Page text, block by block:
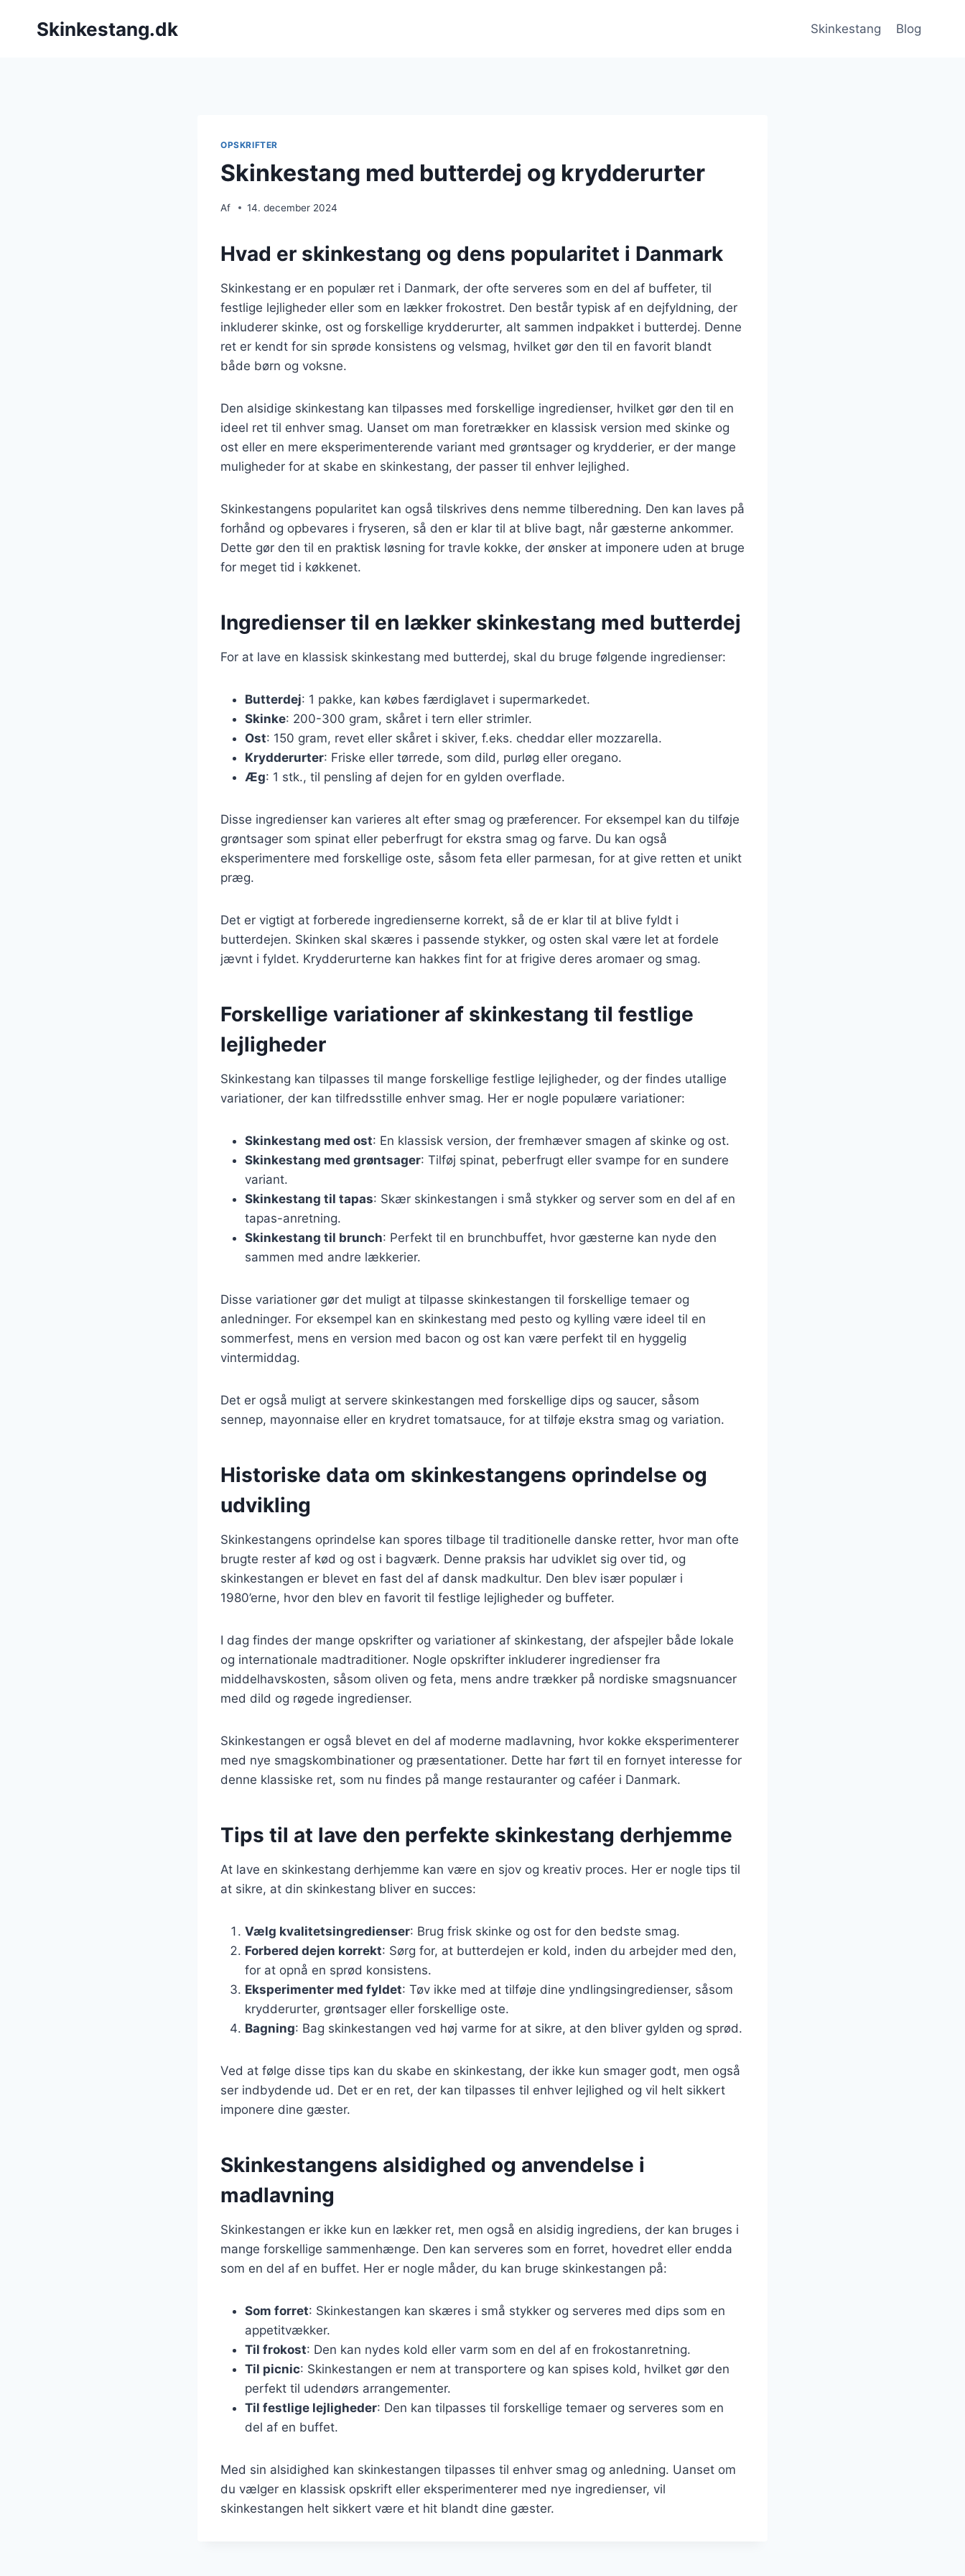
Skinkestang.dk Skinkestang Blog
OPSKRIFTER
Skinkestang med butterdej og krydderurter
Af 14. december 2024
Hvad er skinkestang og dens popularitet i Danmark
Skinkestang er en populær ret i Danmark, der ofte serveres som en del af buffeter, til
festlige lejligheder eller som en lækker frokostret. Den består typisk af en dejfyldning, der
inkluderer skinke, ost og forskellige krydderurter, alt sammen indpakket i butterdej. Denne
ret er kendt for sin sprøde konsistens og velsmag, hvilket gør den til en favorit blandt
både børn og voksne.
Den alsidige skinkestang kan tilpasses med forskellige ingredienser, hvilket gør den til en
ideel ret til enhver smag. Uanset om man foretrækker en klassisk version med skinke og
ost eller en mere eksperimenterende variant med grøntsager og krydderier, er der mange
muligheder for at skabe en skinkestang, der passer til enhver lejlighed.
Skinkestangens popularitet kan også tilskrives dens nemme tilberedning. Den kan laves på
forhånd og opbevares i fryseren, så den er klar til at blive bagt, når gæsterne ankommer.
Dette gør den til en praktisk løsning for travle kokke, der ønsker at imponere uden at bruge
for meget tid i køkkenet.
Ingredienser til en lækker skinkestang med butterdej
For at lave en klassisk skinkestang med butterdej, skal du bruge følgende ingredienser:
Butterdej: 1 pakke, kan købes færdiglavet i supermarkedet.
Skinke: 200-300 gram, skåret i tern eller strimler.
Ost: 150 gram, revet eller skåret i skiver, f.eks. cheddar eller mozzarella.
Krydderurter: Friske eller tørrede, som dild, purløg eller oregano.
Æg: 1 stk., til pensling af dejen for en gylden overflade.
Disse ingredienser kan varieres alt efter smag og præferencer. For eksempel kan du tilføje
grøntsager som spinat eller peberfrugt for ekstra smag og farve. Du kan også
eksperimentere med forskellige oste, såsom feta eller parmesan, for at give retten et unikt
præg.
Det er vigtigt at forberede ingredienserne korrekt, så de er klar til at blive fyldt i
butterdejen. Skinken skal skæres i passende stykker, og osten skal være let at fordele
jævnt i fyldet. Krydderurterne kan hakkes fint for at frigive deres aromaer og smag.
Forskellige variationer af skinkestang til festlige
lejligheder
Skinkestang kan tilpasses til mange forskellige festlige lejligheder, og der findes utallige
variationer, der kan tilfredsstille enhver smag. Her er nogle populære variationer:
Skinkestang med ost: En klassisk version, der fremhæver smagen af skinke og ost.
Skinkestang med grøntsager: Tilføj spinat, peberfrugt eller svampe for en sundere
variant.
Skinkestang til tapas: Skær skinkestangen i små stykker og server som en del af en
tapas-anretning.
Skinkestang til brunch: Perfekt til en brunchbuffet, hvor gæsterne kan nyde den
sammen med andre lækkerier.
Disse variationer gør det muligt at tilpasse skinkestangen til forskellige temaer og
anledninger. For eksempel kan en skinkestang med pesto og kylling være ideel til en
sommerfest, mens en version med bacon og ost kan være perfekt til en hyggelig
vintermiddag.
Det er også muligt at servere skinkestangen med forskellige dips og saucer, såsom
sennep, mayonnaise eller en krydret tomatsauce, for at tilføje ekstra smag og variation.
Historiske data om skinkestangens oprindelse og
udvikling
Skinkestangens oprindelse kan spores tilbage til traditionelle danske retter, hvor man ofte
brugte rester af kød og ost i bagværk. Denne praksis har udviklet sig over tid, og
skinkestangen er blevet en fast del af dansk madkultur. Den blev især populær i
1980’erne, hvor den blev en favorit til festlige lejligheder og buffeter.
I dag findes der mange opskrifter og variationer af skinkestang, der afspejler både lokale
og internationale madtraditioner. Nogle opskrifter inkluderer ingredienser fra
middelhavskosten, såsom oliven og feta, mens andre trækker på nordiske smagsnuancer
med dild og røgede ingredienser.
Skinkestangen er også blevet en del af moderne madlavning, hvor kokke eksperimenterer
med nye smagskombinationer og præsentationer. Dette har ført til en fornyet interesse for
denne klassiske ret, som nu findes på mange restauranter og caféer i Danmark.
Tips til at lave den perfekte skinkestang derhjemme
At lave en skinkestang derhjemme kan være en sjov og kreativ proces. Her er nogle tips til
at sikre, at din skinkestang bliver en succes:
Vælg kvalitetsingredienser: Brug frisk skinke og ost for den bedste smag.
Forbered dejen korrekt: Sørg for, at butterdejen er kold, inden du arbejder med den,
for at opnå en sprød konsistens.
Eksperimenter med fyldet: Tøv ikke med at tilføje dine yndlingsingredienser, såsom
krydderurter, grøntsager eller forskellige oste.
Bagning: Bag skinkestangen ved høj varme for at sikre, at den bliver gylden og sprød.
Ved at følge disse tips kan du skabe en skinkestang, der ikke kun smager godt, men også
ser indbydende ud. Det er en ret, der kan tilpasses til enhver lejlighed og vil helt sikkert
imponere dine gæster.
Skinkestangens alsidighed og anvendelse i
madlavning
Skinkestangen er ikke kun en lækker ret, men også en alsidig ingrediens, der kan bruges i
mange forskellige sammenhænge. Den kan serveres som en forret, hovedret eller endda
som en del af en buffet. Her er nogle måder, du kan bruge skinkestangen på:
Som forret: Skinkestangen kan skæres i små stykker og serveres med dips som en
appetitvækker.
Til frokost: Den kan nydes kold eller varm som en del af en frokostanretning.
Til picnic: Skinkestangen er nem at transportere og kan spises kold, hvilket gør den
perfekt til udendørs arrangementer.
Til festlige lejligheder: Den kan tilpasses til forskellige temaer og serveres som en
del af en buffet.
Med sin alsidighed kan skinkestangen tilpasses til enhver smag og anledning. Uanset om
du vælger en klassisk opskrift eller eksperimenterer med nye ingredienser, vil
skinkestangen helt sikkert være et hit blandt dine gæster.